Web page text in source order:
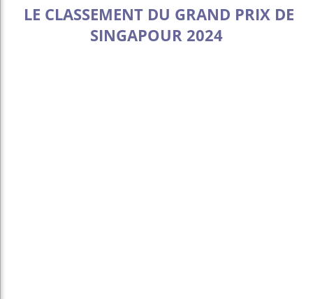
LE CLASSEMENT DU GRAND PRIX DE
SINGAPOUR 2024